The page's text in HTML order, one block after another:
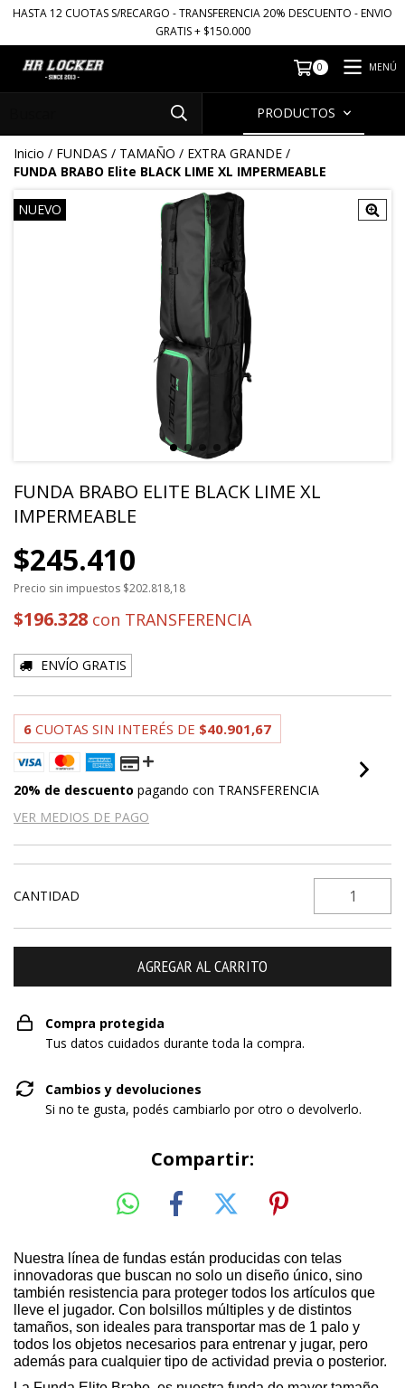
HASTA 12 CUOTAS S/RECARGO - TRANSFERENCIA 20% DESCUENTO - ENVIO
GRATIS + $150.000
0 MENÚ
PRODUCTOS
Inicio / FUNDAS / TAMAÑO / EXTRA GRANDE /
FUNDA BRABO Elite BLACK LIME XL IMPERMEABLE
NUEVO
FUNDA BRABO ELITE BLACK LIME XL
IMPERMEABLE
$245.410
Precio sin impuestos $202.818,18
$196.328 con TRANSFERENCIA
ENVÍO GRATIS
6 CUOTAS SIN INTERÉS DE $40.901,67
20% de descuento pagando con TRANSFERENCIA
VER MEDIOS DE PAGO
CANTIDAD
Compra protegida
Tus datos cuidados durante toda la compra.
Cambios y devoluciones
Si no te gusta, podés cambiarlo por otro o devolverlo.
Compartir:
Nuestra línea de fundas están producidas con telas
innovadoras que buscan no solo un diseño único, sino
también resistencia para proteger todos los artículos que
lleve el jugador. Con bolsillos múltiples y de distintos
tamaños, son ideales para transportar mas de 1 palo y
todos los objetos necesarios para entrenar y jugar, pero
además para cualquier tipo de actividad previa o posterior.